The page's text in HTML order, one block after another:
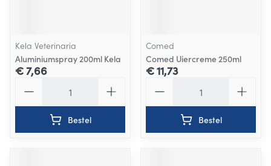
Kela Veterinaria
Aluminiumspray 200ml Kela
€ 7,66
Bestel
Comed
Comed Uiercreme 250ml
€ 11,73
Bestel